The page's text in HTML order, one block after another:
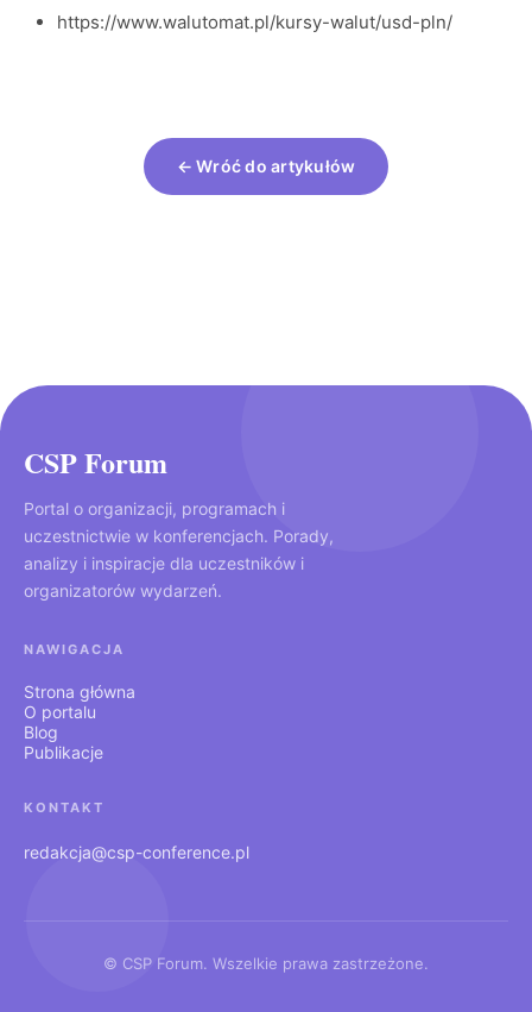
https://www.walutomat.pl/kursy-walut/usd-pln/
← Wróć do artykułów
CSP Forum
Portal o organizacji, programach i
uczestnictwie w konferencjach. Porady,
analizy i inspiracje dla uczestników i
organizatorów wydarzeń.
NAWIGACJA
Strona główna
O portalu
Blog
Publikacje
KONTAKT
redakcja@csp-conference.pl
© CSP Forum. Wszelkie prawa zastrzeżone.